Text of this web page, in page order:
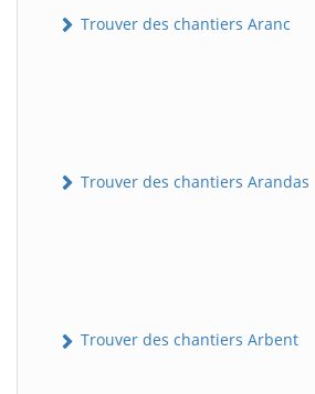
Trouver des chantiers Aranc
Trouver des chantiers Arandas
Trouver des chantiers Arbent